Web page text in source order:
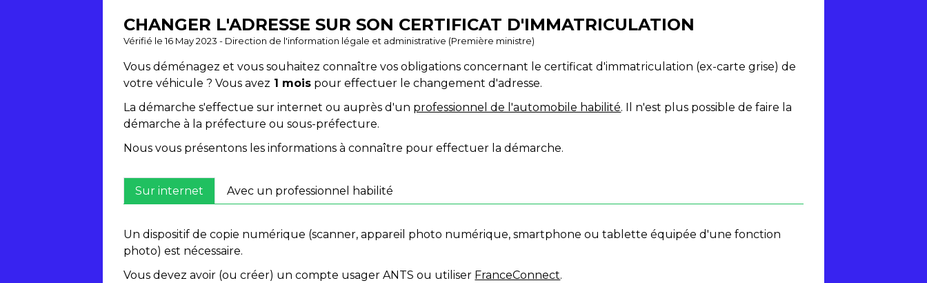
CHANGER L'ADRESSE SUR SON CERTIFICAT D'IMMATRICULATION
Vérifié le 16 May 2023 - Direction de l'information légale et administrative (Première ministre)
Vous déménagez et vous souhaitez connaître vos obligations concernant le certificat d'immatriculation (ex-carte grise) de
votre véhicule ? Vous avez 1 mois pour effectuer le changement d'adresse.
La démarche s'effectue sur internet ou auprès d'un professionnel de l'automobile habilité. Il n'est plus possible de faire la
démarche à la préfecture ou sous-préfecture.
Nous vous présentons les informations à connaître pour effectuer la démarche.
Sur internet Avec un professionnel habilité
Un dispositif de copie numérique (scanner, appareil photo numérique, smartphone ou tablette équipée d'une fonction
photo) est nécessaire.
Vous devez avoir (ou créer) un compte usager ANTS ou utiliser FranceConnect.